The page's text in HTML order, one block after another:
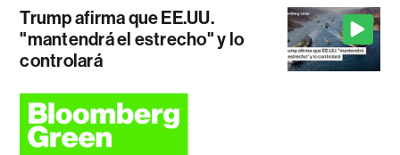
Trump afirma que EE.UU.
"mantendrá el estrecho" y lo
controlará